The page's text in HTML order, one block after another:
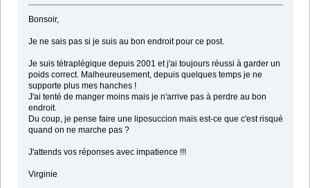
Bonsoir,
Je ne sais pas si je suis au bon endroit pour ce post.
Je suis tétraplégique depuis 2001 et j'ai toujours réussi à garder un
poids correct. Malheureusement, depuis quelques temps je ne
supporte plus mes hanches !
J'ai tenté de manger moins mais je n'arrive pas à perdre au bon
endroit.
Du coup, je pense faire une liposuccion mais est-ce que c'est risqué
quand on ne marche pas ?
J'attends vos réponses avec impatience !!!
Virginie